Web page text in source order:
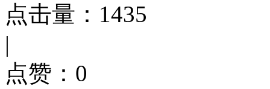
点击量： 1435
|
点赞： 0